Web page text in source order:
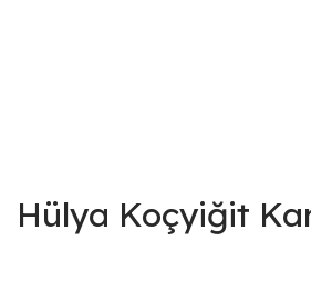
Hülya Koçyiğit